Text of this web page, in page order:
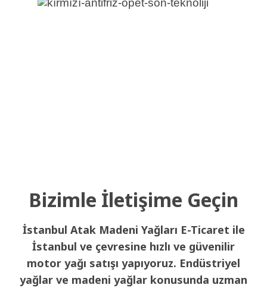
Bizimle İletişime Geçin
İstanbul Atak Madeni Yağları E-Ticaret ile
İstanbul ve çevresine hızlı ve güvenilir
motor yağı satışı yapıyoruz. Endüstriyel
yağlar ve madeni yağlar konusunda uzman